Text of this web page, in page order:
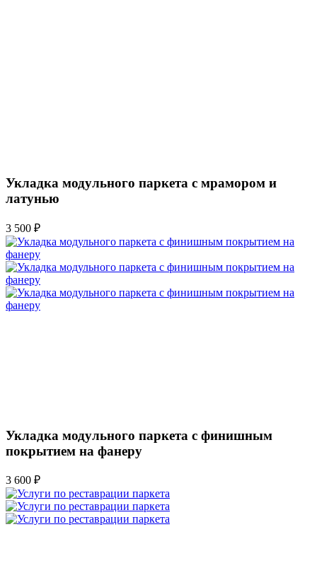
Укладка модульного паркета с мрамором и
латунью
3 500 ₽
Укладка модульного паркета с финишным
покрытием на фанеру
3 600 ₽